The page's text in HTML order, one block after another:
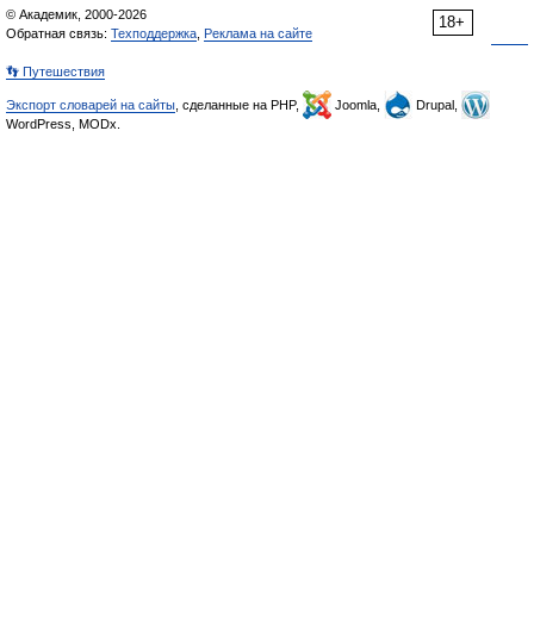
18+
© Академик, 2000-2026
Обратная связь: Техподдержка Реклама на сайте
👣 Путешествия
Экспорт словарей на сайты , сделанные на PHP, Joomla,
Drupal,
WordPress, MODx.